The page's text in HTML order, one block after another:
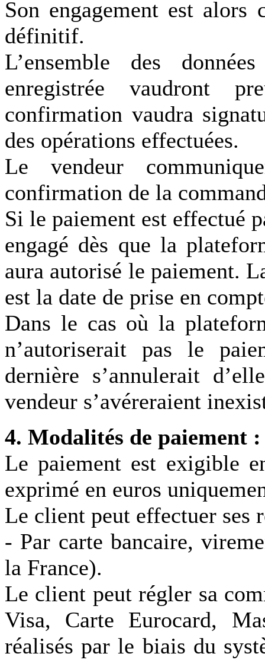
Son engagement est alors
définitif.
L’ensemble des
enregistrée vaudront
confirmation vaudra
des opérations effectuées.
Le vendeur
confirmation de la
Si le paiement est effectué
engagé dès que la
aura autorisé le paiement.
est la date de prise en
Dans le cas où la
n’autoriserait pas le
dernière s’annulerait
vendeur s’avéreraient
4. Modalités de paiement :
Le paiement est exigible
exprimé en euros
Le client peut effectuer ses
- Par carte bancaire,
la France).
Le client peut régler sa
Visa, Carte Eurocard,
réalisés par le biais du